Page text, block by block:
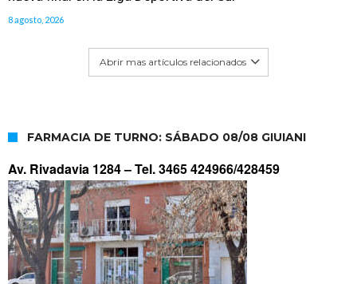
8 agosto, 2026
Abrir mas artículos relacionados
FARMACIA DE TURNO: SÁBADO 08/08 GIUIANI
Av. Rivadavia 1284 –Tel. 3465 424966/428459